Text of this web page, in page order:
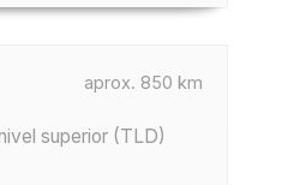
aprox. 850 km
superior (TLD)